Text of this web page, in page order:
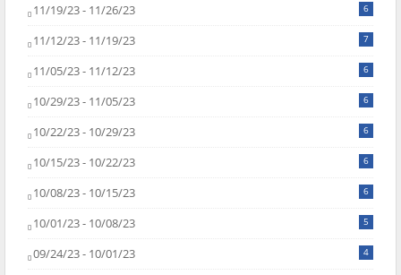
11/19/23 - 11/26/23 6
11/12/23 - 11/19/23 7
11/05/23 - 11/12/23 6
10/29/23 - 11/05/23 6
10/22/23 - 10/29/23 6
10/15/23 - 10/22/23 6
10/08/23 - 10/15/23 6
10/01/23 - 10/08/23 5
09/24/23 - 10/01/23 4